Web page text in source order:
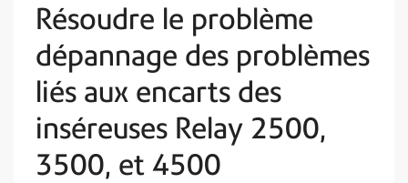
Résoudre le problème
dépannage des problèmes
liés aux encarts des
inséreuses Relay 2500,
3500, et 4500